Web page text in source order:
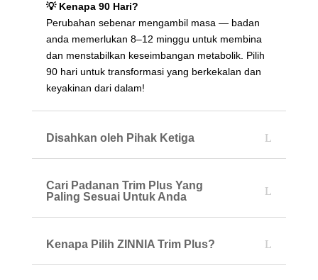
💡 Kenapa 90 Hari?
Perubahan sebenar mengambil masa — badan
anda memerlukan 8–12 minggu untuk membina
dan menstabilkan keseimbangan metabolik. Pilih
90 hari untuk transformasi yang berkekalan dan
keyakinan dari dalam!
Disahkan oleh Pihak Ketiga
Cari Padanan Trim Plus Yang
Paling Sesuai Untuk Anda
Kenapa Pilih ZINNIA Trim Plus?